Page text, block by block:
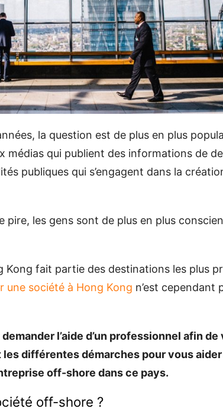
la question est de plus en plus
médias qui publient des informations de
publiques qui s’engagent dans la
pire, les gens sont de plus en plus
Kong fait partie des destinations les plus
une société à Hong Kong n’est cependant
l’aide d’un professionnel afin de
différentes démarches pour vous aider
off-shore dans ce pays.
off-shore ?